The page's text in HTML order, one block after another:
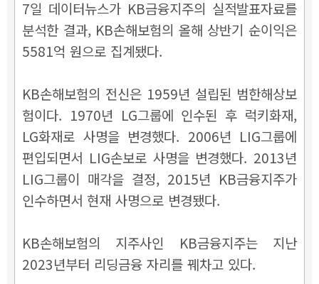
7일 데이터뉴스가 KB금융지주의 실적발표자료를
분석한 결과, KB손해보험의 올해 상반기 순이익은
5581억 원으로 집계됐다.
KB손해보험의 전신은 1959년 설립된 범한해상보
험이다. 1970년 LG그룹에 인수된 후 럭키화재,
LG화재로 사명을 변경했다. 2006년 LIG그룹에
편입되면서 LIG손보로 사명을 변경했다. 2013년
LIG그룹이 매각을 결정, 2015년 KB금융지주가
인수하면서 현재 사명으로 변경됐다.
KB손해보험의 지주사인 KB금융지주는 지난
2023년부터 리딩금융 자리를 꿰차고 있다.